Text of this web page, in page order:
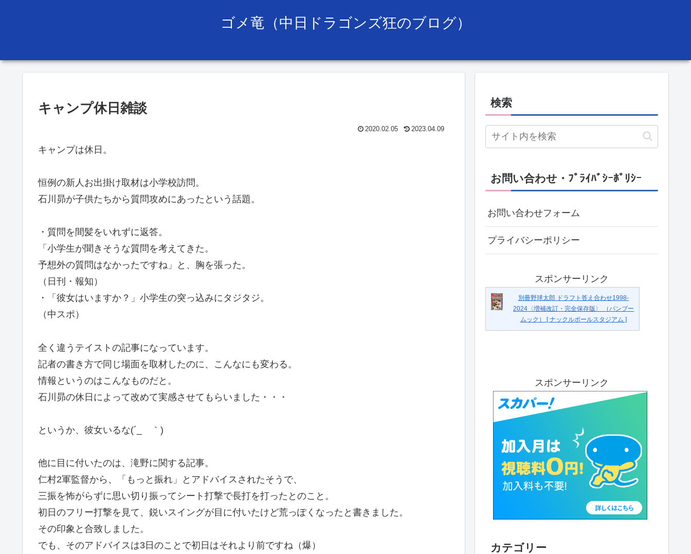
ゴメ竜（中日ドラゴンズ狂のブログ）
キャンプ休日雑談
2020.02.05 2023.04.09
キャンプは休日。
恒例の新人お出掛け取材は小学校訪問。
石川昴が子供たちから質問攻めにあったという話題。
・質問を間髪をいれずに返答。
「小学生が聞きそうな質問を考えてきた。
予想外の質問はなかったですね」と、胸を張った。
（日刊・報知）
・「彼女はいますか？」小学生の突っ込みにタジタジ。
（中スポ）
全く違うテイストの記事になっています。
記者の書き方で同じ場面を取材したのに、こんなにも変わる。
情報というのはこんなものだと。
石川昴の休日によって改めて実感させてもらいました・・・
というか、彼女いるな(´_ゝ｀)
他に目に付いたのは、滝野に関する記事。
仁村2軍監督から、「もっと振れ」とアドバイスされたそうで、
三振を怖がらずに思い切り振ってシート打撃で長打を打ったとのこと。
初日のフリー打撃を見て、鋭いスイングが目に付いたけど荒っぽくなったと書きました。
その印象と合致しました。
でも、そのアドバイスは3日のことで初日はそれより前ですね（爆）
検索
お問い合わせ・ﾌﾟﾗｲﾊﾞｼｰﾎﾟﾘｼｰ
お問い合わせフォーム
プライバシーポリシー
スポンサーリンク
別冊野球太郎 ドラフト答え合わせ1998-
2024〈増補改訂・完全保存版〉 （バンブー
ムック） [ ナックルボールスタジアム ]
スポンサーリンク
カテゴリー